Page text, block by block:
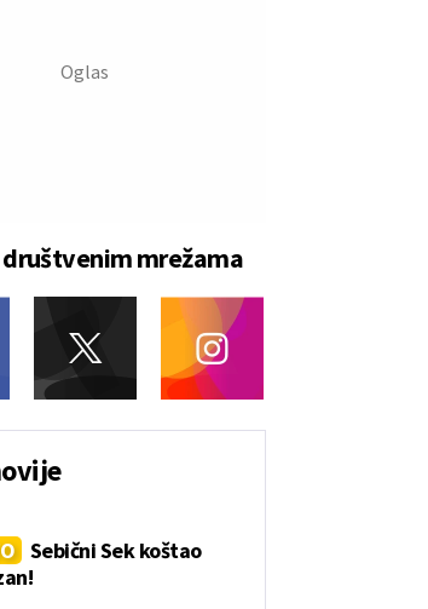
društvenim mrežama
Sebični Sek koštao